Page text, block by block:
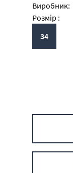
Виробник:
Розмір :
34